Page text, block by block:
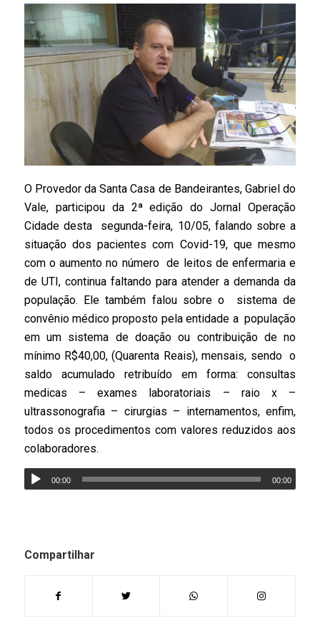
O Provedor da Santa Casa de Bandeirantes, Gabriel do
Vale, participou da 2ª edição do Jornal Operação
Cidade desta segunda-feira, 10/05, falando sobre a
situação dos pacientes com Covid-19, que mesmo
com o aumento no número de leitos de enfermaria e
de UTI, continua faltando para atender a demanda da
população. Ele também falou sobre o sistema de
convênio médico proposto pela entidade a população
em um sistema de doação ou contribuição de no
mínimo R$40,00, (Quarenta Reais), mensais, sendo o
saldo acumulado retribuído em forma: consultas
medicas – exames laboratoriais – raio x –
ultrassonografia – cirurgias – internamentos, enfim,
todos os procedimentos com valores reduzidos aos
colaboradores.
00:00 00:00
Compartilhar